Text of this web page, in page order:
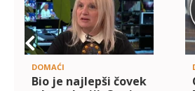
DOMAĆI
Bio je najlepši čovek